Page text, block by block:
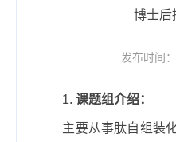
博士后
发布时间
1. 课题组介绍：
主要从事肽自组装